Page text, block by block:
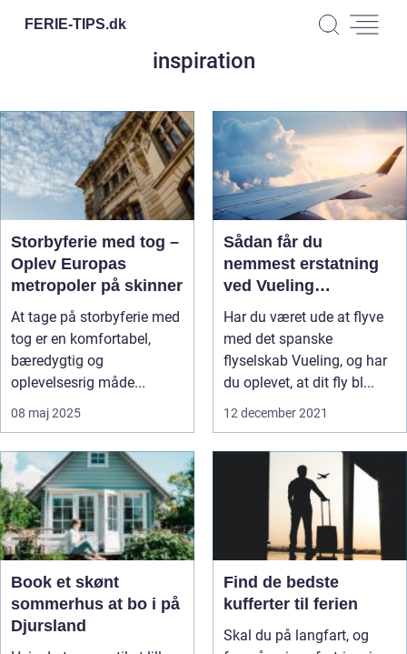
FERIE-TIPS.dk
inspiration
Storbyferie med tog –
Oplev Europas
metropoler på skinner
At tage på storbyferie med
tog er en komfortabel,
bæredygtig og
oplevelsesrig måde...
08 maj 2025
Sådan får du
nemmest erstatning
ved Vueling
forsinkelser
Har du været ude at flyve
med det spanske
flyselskab Vueling, og har
du oplevet, at dit fly bl...
12 december 2021
Book et skønt
sommerhus at bo i på
Djursland
Find de bedste
kufferter til ferien
Skal du på langfart, og